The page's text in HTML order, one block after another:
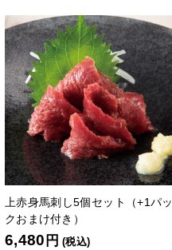
上赤身馬刺し5個セット（+1パッ
クおまけ付き）
6,480 円 (税込)